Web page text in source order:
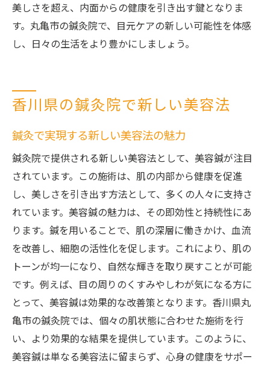
美しさを超え、内面からの健康を引き出す鍵となりま
す。丸亀市の鍼灸院で、目元ケアの新しい可能性を体感
し、日々の生活をより豊かにしましょう。
香川県の鍼灸院で新しい美容法
鍼灸で実現する新しい美容法の魅力
鍼灸院で提供される新しい美容法として、美容鍼が注目
されています。この施術は、肌の内部から健康を促進
し、美しさを引き出す方法として、多くの人々に支持さ
れています。美容鍼の魅力は、その即効性と持続性にあ
ります。鍼を用いることで、肌の深層に働きかけ、血流
を改善し、細胞の活性化を促します。これにより、肌の
トーンが均一になり、自然な輝きを取り戻すことが可能
です。例えば、目の周りのくすみやしわが気になる方に
とって、美容鍼は効果的な改善策となります。香川県丸
亀市の鍼灸院では、個々の肌状態に合わせた施術を行
い、より効果的な結果を提供しています。このように、
美容鍼は単なる美容法に留まらず、心身の健康をサポー